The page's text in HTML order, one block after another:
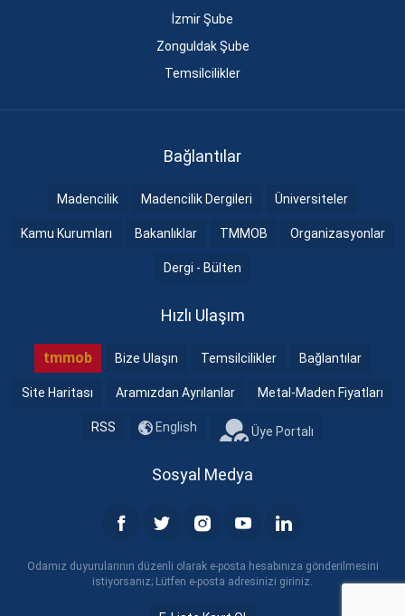
İzmir Şube
Zonguldak Şube
Temsilcilikler
Bağlantılar
Madencilik Madencilik Dergileri Üniversiteler
Kamu Kurumları Bakanlıklar TMMOB Organizasyonlar
Dergi - Bülten
Hızlı Ulaşım
tmmob Bize Ulaşın Temsilcilikler Bağlantılar
Site Haritası Aramızdan Ayrılanlar Metal-Maden Fiyatları
RSS English Üye Portalı
Sosyal Medya
Odamız duyurularının düzenli olarak e-posta hesabınıza gönderilmesini
istiyorsanız; Lütfen e-posta adresinizi giriniz.